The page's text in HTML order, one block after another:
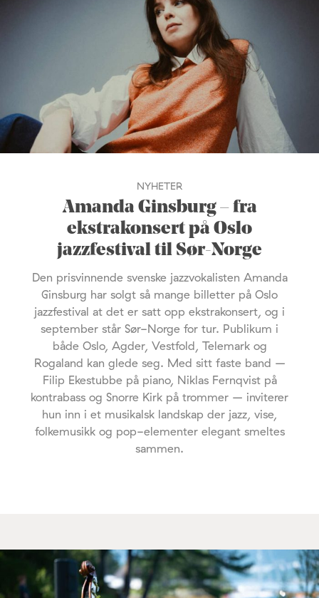
NYHETER
Amanda Ginsburg – fra
ekstrakonsert på Oslo
jazzfestival til Sør-Norge
Den prisvinnende svenske jazzvokalisten Amanda
Ginsburg har solgt så mange billetter på Oslo
jazzfestival at det er satt opp ekstrakonsert, og i
september står Sør-Norge for tur. Publikum i
både Oslo, Agder, Vestfold, Telemark og
Rogaland kan glede seg. Med sitt faste band –
Filip Ekestubbe på piano, Niklas Fernqvist på
kontrabass og Snorre Kirk på trommer – inviterer
hun inn i et musikalsk landskap der jazz, vise,
folkemusikk og pop-elementer elegant smeltes
sammen.